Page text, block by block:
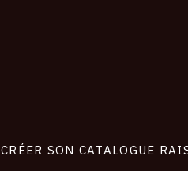
CRÉER SON CATALOGUE